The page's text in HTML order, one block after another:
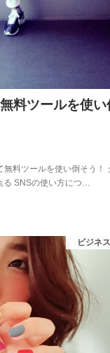
料ツールを使い
料ツールを使い倒そう！
る SNSの使い方につ…
ビジネ